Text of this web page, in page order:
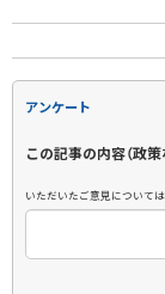
アンケート
この記事の内容（政
いただいたご意見について